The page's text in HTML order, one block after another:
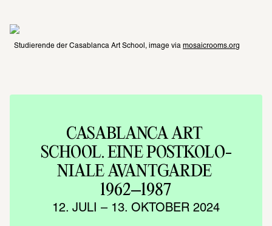
Studierende der Casablanca Art School, image via mosaicrooms.org
CASA­BLANCA ART
SCHOOL. EINE POST­KO­LO­
NIALE AVANT­GARDE
1962–1987
12. JULI – 13. OKTO­BER 2024